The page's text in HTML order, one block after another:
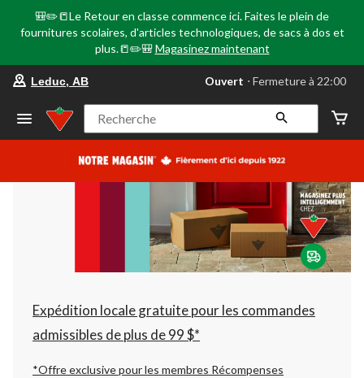
🎒✏️📒Le Retour en classe commence ici. Faites le plein de
fournitures scolaires, d'articles technologiques, de sacs à dos et
plus.📒✏️🎒 Magasinez maintenant
votre
préféré
Leduc,
AB,
courament
Fermeture
à
22:00
cliquer
pour
changer
Leduc, AB Ouvert ⋅ Fermeture à 22:00
Recherche
Expédition locale gratuite pour les commandes
admissibles de plus de 99 $*
*Offre exclusive pour les membres Récompenses